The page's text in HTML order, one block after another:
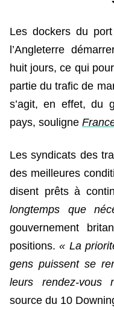
Les dockers du
l’Angleterre
huit jours, ce qui
partie du trafic de
s’agit, en effet, du
pays, souligne
Les syndicats des
des meilleures
disent prêts à
longtemps que
gouvernement
positions. « La
gens puissent se
leurs rendez-vous
source du 10